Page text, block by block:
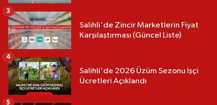
Salihli'de Zincir Marketlerin Fiyat
Karşılaştırması (Güncel Liste)
3
Salihli'de 2026 Üzüm Sezonu İşçi
Ücretleri Açıklandı
4
5